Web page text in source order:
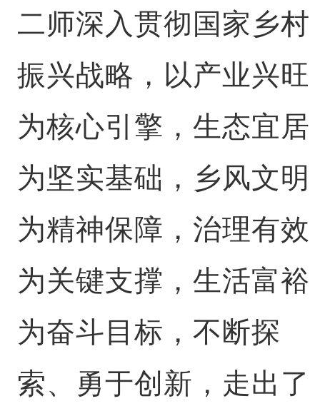
二师深入贯彻国家乡村
振兴战略，以产业兴旺
为核心引擎，生态宜居
为坚实基础，乡风文明
为精神保障，治理有效
为关键支撑，生活富裕
为奋斗目标，不断探
索、勇于创新，走出了